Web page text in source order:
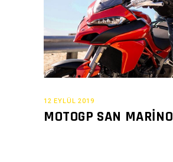
12 EYLÜL 2019
MOTOGP SAN MARINO